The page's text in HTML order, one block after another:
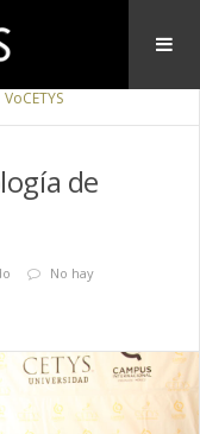
VoCETYS
de
No hay